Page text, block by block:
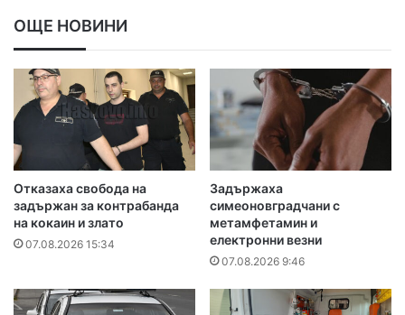
ОЩЕ НОВИНИ
Отказаха свобода на
задържан за контрабанда
на кокаин и злато
07.08.2026 15:34
Задържаха
симеоновградчани с
метамфетамин и
електронни везни
07.08.2026 9:46